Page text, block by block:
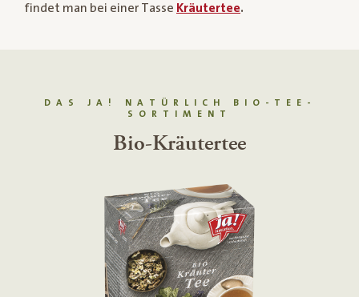
findet man bei einer Tasse Kräutertee.
DAS JA! NATÜRLICH BIO-TEE-
SORTIMENT
Bio-Kamillentee